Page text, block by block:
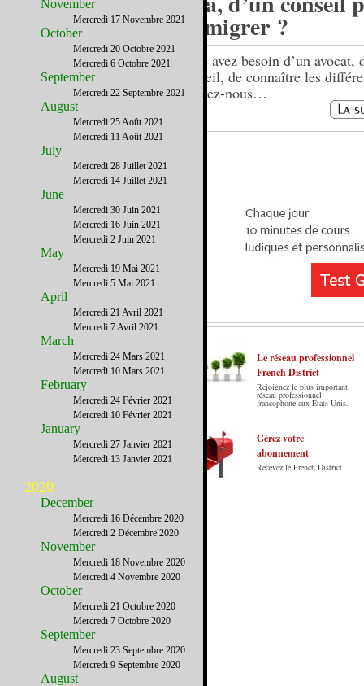
immigrer ?
Vous avez besoin d’un avocat,
conseil, de connaître les
écrivez-nous…
Le French District est le premier guide sur
internet en Français sur les Etats-Unis.
Notre principe : Le meilleur des Etats-Unis
par ceux qui y vivent.
Le réseau professionnel
French District
Rejoignez le plus important
réseau professionnel
francophone aux Etats-Unis.
Gérez votre
abonnement
Recevez le French District.
November
Mercredi 17 Novembre 2021
October
Mercredi 20 Octobre 2021
Mercredi 6 Octobre 2021
September
Mercredi 22 Septembre 2021
August
Mercredi 25 Août 2021
Mercredi 11 Août 2021
July
Mercredi 28 Juillet 2021
Mercredi 14 Juillet 2021
June
Mercredi 30 Juin 2021
Mercredi 16 Juin 2021
Mercredi 2 Juin 2021
May
Mercredi 19 Mai 2021
Mercredi 5 Mai 2021
April
Mercredi 21 Avril 2021
Mercredi 7 Avril 2021
March
Mercredi 24 Mars 2021
Mercredi 10 Mars 2021
February
Mercredi 24 Février 2021
Mercredi 10 Février 2021
January
Mercredi 27 Janvier 2021
Mercredi 13 Janvier 2021
2020
December
Mercredi 16 Décembre 2020
Mercredi 2 Décembre 2020
November
Mercredi 18 Novembre 2020
Mercredi 4 Novembre 2020
October
Mercredi 21 Octobre 2020
Mercredi 7 Octobre 2020
September
Mercredi 23 Septembre 2020
Mercredi 9 Septembre 2020
August